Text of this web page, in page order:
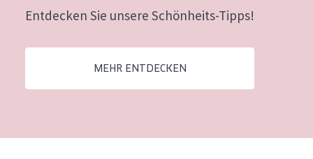
Jedes alter
Entdecken Sie unsere Schönheits-Tipps!
MEHR ENTDECKEN